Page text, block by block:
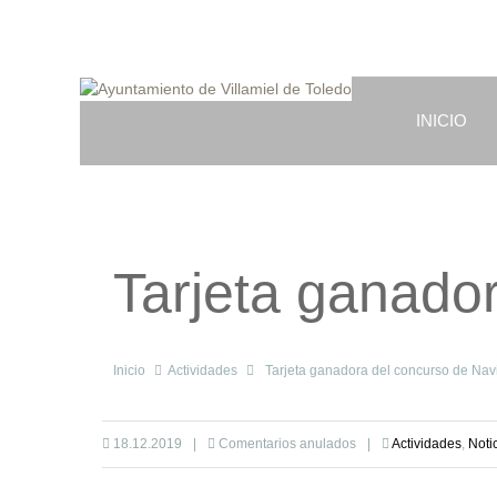
INICIO
Tarjeta
Inicio Actividades Tarjeta ganadora del concurso de
18.12.2019 Comentarios anulados Actividades,